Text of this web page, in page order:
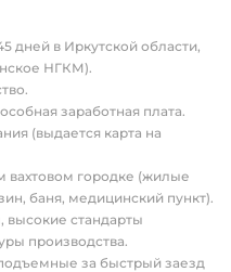
дней в Иркутской области,
НГКМ).
заработная плата.
(выдается карта на
городке (жилые
баня, медицинский пункт).
стандарты
производства.
за быстрый заезд